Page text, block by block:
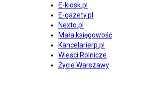
E-kiosk.pl
E-gazety.pl
Nexto.pl
Mała księgowość
Kancelarierp.pl
Wieści Rolnicze
Życie Warszawy